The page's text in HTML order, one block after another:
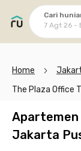
Cari
7 Agt 26 -
Home
The Plaza Office
Apartemen
Jakarta